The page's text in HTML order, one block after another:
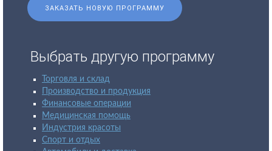
ЗАКАЗАТЬ НОВУЮ ПРОГРАММУ
Выбрать другую программу
Торговля и склад
Производство и продукция
Финансовые операции
Медицинская помощь
Индустрия красоты
Спорт и отдых